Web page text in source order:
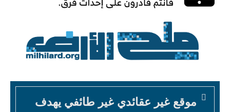
موقع غير عقائدي غير طائفي يهدف